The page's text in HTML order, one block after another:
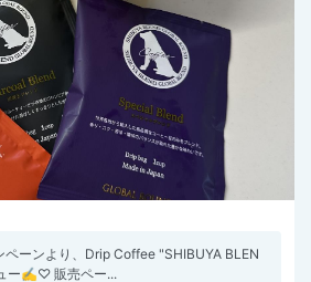
ペーンより、Drip Coffee "SHIBUYA BLEN
ー✍♡ 販売ペー...